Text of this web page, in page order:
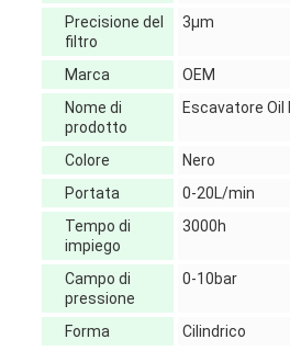
Precisione del
filtro
3μm
Marca
OEM
Nome di
prodotto
Escavatore Oil
Colore
Nero
Portata
0-20L/min
Tempo di
impiego
3000h
Campo di
pressione
0-10bar
Forma Cilindrico